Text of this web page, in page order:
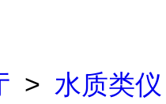
> 水质类仪